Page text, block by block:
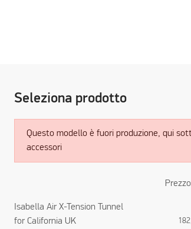
Seleziona prodotto
Questo modello è fuori produzione, qui
accessori
Isabella Air X-Tension Tunnel
for California UK